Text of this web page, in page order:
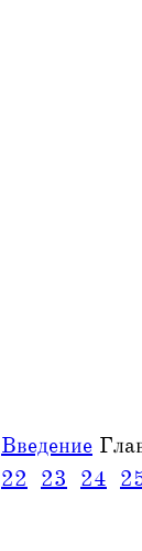
Введение
22 23 24